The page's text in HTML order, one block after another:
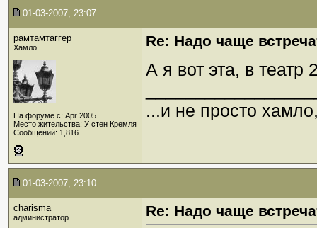
01-03-2007, 23:07
рамтамтаггер
Хамло...
На форуме с: Apr 2005
Место жительства: У стен Кремля
Сообщений: 1,816
Re: Надо чаще
А я вот эта, в театр
...и не просто
01-03-2007, 23:10
charisma
администратор Re: Надо чаще